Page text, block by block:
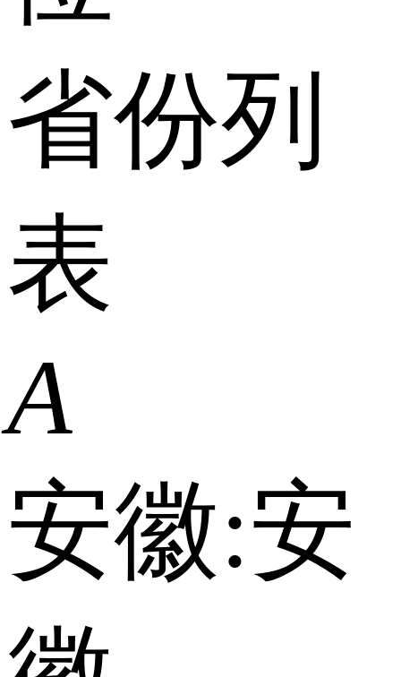
省份列
表
A
安徽:安